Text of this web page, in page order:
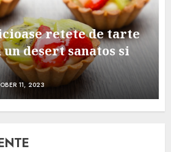
retete de tarte
desert sanatos si
11, 2023